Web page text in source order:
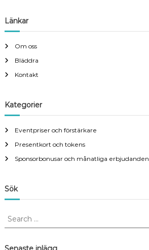
Länkar
Om oss
Bläddra
Kontakt
Kategorier
Eventpriser och förstärkare
Presentkort och tokens
Sponsorbonusar och månatliga erbjudanden
Sök
S
r